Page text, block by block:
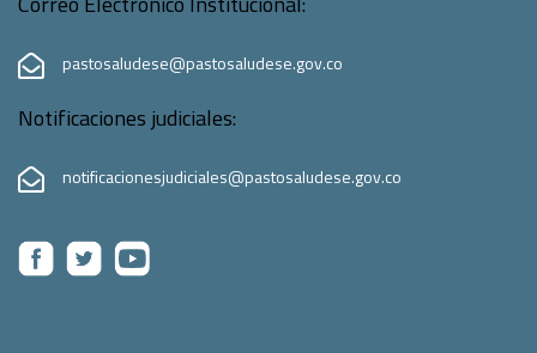
pastosaludese@pastosaludese.gov.co
Notificaciones judiciales:
notificacionesjudiciales@pastosaludese.gov.co